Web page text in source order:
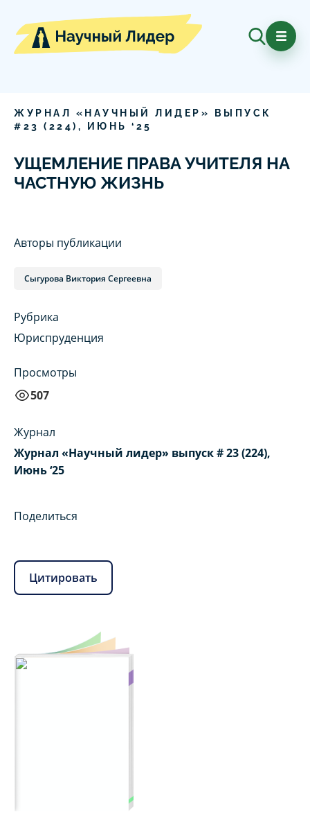
ЖУРНАЛ «НАУЧНЫЙ ЛИДЕР» ВЫПУСК
# 23 ( 224), ИЮНЬ ‘ 25
УЩЕМЛЕНИЕ ПРАВА УЧИТЕЛЯ НА
ЧАСТНУЮ ЖИЗНЬ
Авторы публикации
Сыгурова Виктория Сергеевна
Рубрика
Юриспруденция
Просмотры
507
Журнал
Журнал «Научный лидер» выпуск # 23 (224),
Июнь ‘25
Поделиться
Цитировать